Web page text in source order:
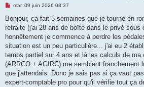
M
s
a
g
n
o
l
u
mar. 09 juin 2026 08:37
Bonjour, ça fait 3 semaines que je tourne en
retraite (j'ai 28 ans de boîte dans le privé sous
honnêtement je commence à perdre les
situation est un peu particulière... j'ai eu 2
temps partiel sur 4 ans et là les calculs de ma
(ARRCO + AGIRC) me semblent franchement
que j'attendais. Donc je sais pas si ça vaut
expert-comptable pro pour qu'il vérifie tout ça